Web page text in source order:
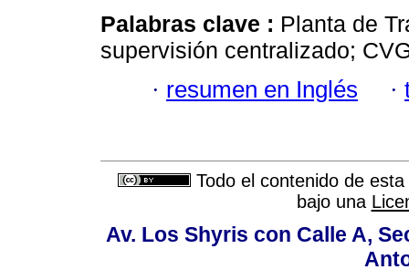
Palabras clave : Planta de
supervisión centralizado;
· resumen en Inglés ·
Todo el contenido de
bajo una
Av. Los Shyris con Calle A,